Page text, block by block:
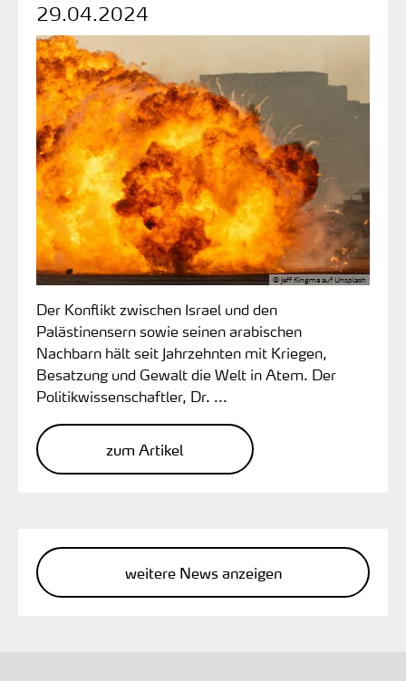
29.04.2024
© Jeff Kingma auf Unsplash
Der Konflikt zwischen Israel und den
Palästinensern sowie seinen arabischen
Nachbarn hält seit Jahrzehnten mit Kriegen,
Besatzung und Gewalt die Welt in Atem. Der
Politikwissenschaftler, Dr. ...
zum Artikel
weitere News anzeigen